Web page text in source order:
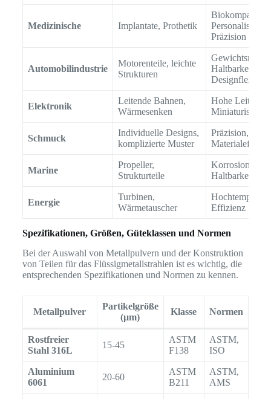
Medizinische Implantate, Prothetik
Präzision
Automobilindustrie
Motorenteile, leichte
Strukturen
Haltbarkeit,
Elektronik
Leitende Bahnen,
Wärmesenken
Hohe
Schmuck
Individuelle Designs,
komplizierte Muster
Präzision,
Marine
Propeller,
Strukturteile
Haltbarkeit
Energie
Turbinen,
Wärmetauscher
Effizienz
Spezifikationen, Größen, Güteklassen und Normen
Bei der Auswahl von Metallpulvern und der Konstruktion
von Teilen für das Flüssigmetallstrahlen ist es wichtig, die
entsprechenden Spezifikationen und Normen zu kennen.
Metallpulver
Partikelgröße
(µm)
Klasse Normen
Rostfreier
Stahl 316L
15-45
ASTM
F138
ASTM,
ISO
Aluminium
6061
20-60
ASTM
B211
ASTM,
AMS